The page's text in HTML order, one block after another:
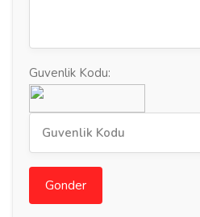
Guvenlik Kodu:
Gonder